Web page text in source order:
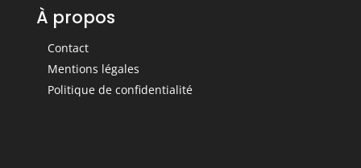
À propos
Contact
Mentions légales
Politique de confidentialité